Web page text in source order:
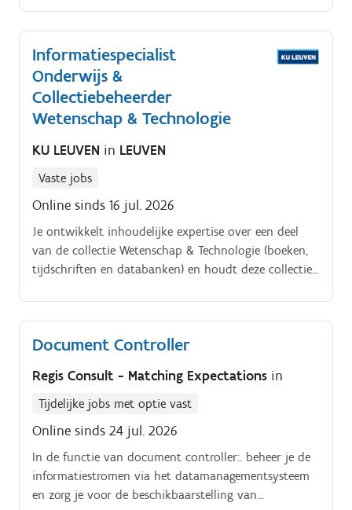
Informatiespecialist
Onderwijs &
Collectiebeheerder
Wetenschap & Technologie
KU LEUVEN in LEUVEN
Vaste jobs
Online sinds 16 jul. 2026
Je ontwikkelt inhoudelijke expertise over een deel
van de collectie Wetenschap & Technologie (boeken,
tijdschriften en databanken) en houdt deze collectie
collectiebudget en doet doelgerichte aankopen op
basis van de noden van studenten, docenten en
onderzoekers.
Document Controller
Regis Consult - Matching Expectations in
Tijdelijke jobs met optie vast
Online sinds 24 jul. 2026
In de functie van document controller:. beheer je de
informatiestromen via het datamanagementsysteem
en zorg je voor de beschikbaarstelling van